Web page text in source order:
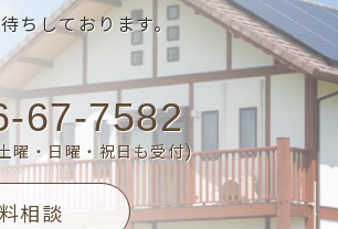
ちしております。
67-7582
曜・日曜・祝日も受付)
相談